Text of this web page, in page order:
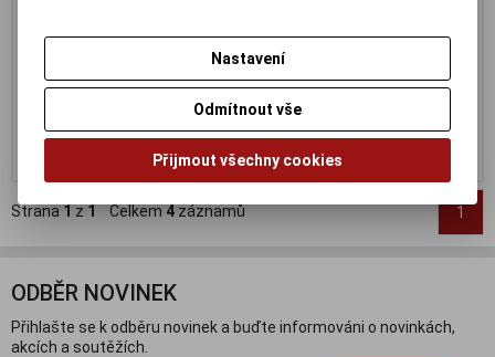
LED,VGA,HDMI,DP,AUDIO,USB,PIVOT
Koupit
Termín dodání (dny):2
5 770 Kč
4 768 Kč (bez DPH:)
Strana1z1Celkem4záznamů 1
ODBĚR NOVINEK
Přihlašte se k odběru novinek a buďte informováni o novinkách,
akcích a soutěžích.
Nastavení
Odmítnout vše
Přijmout všechny cookies